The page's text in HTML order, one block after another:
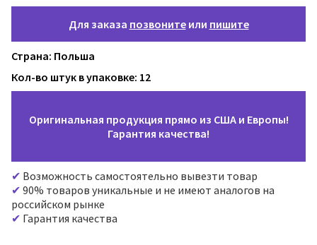
Для заказа позвонитеили пишите
Страна: Польша
Кол-во штук в упаковке: 12
Оригинальная продукция прямо из США и Европы!
Гарантия качества!
Возможность самостоятельно вывезти товар
90% товаров уникальные и не имеют аналогов на
российском рынке
Гарантия качества